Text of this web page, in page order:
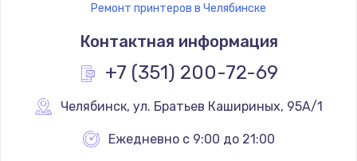
Ремонт платы управления
3500 руб.
Заказать
Перепрошивка
Ремонт принтеров в Челябинске
Контактная информация
+7 (351) 200-72-69
Челябинск, ул. Братьев Кашириных, 95А/1
Ежедневно с 9:00 до 21:00